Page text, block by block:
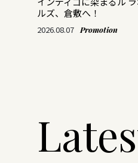
ルズ、倉敷へ！
2026.08.07 Promotion